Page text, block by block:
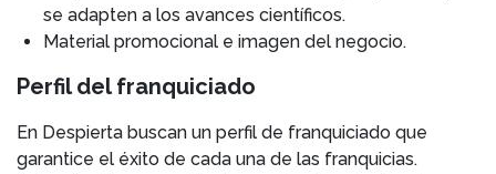
se adapten a los avances científicos.
Material promocional e imagen del negocio.
Perfil del franquiciado
En Despierta buscan un perfil de franquiciado que
garantice el éxito de cada una de las franquicias.